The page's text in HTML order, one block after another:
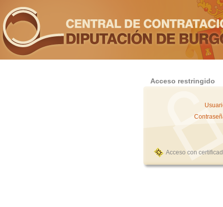
Acceso restringido
Acceso con